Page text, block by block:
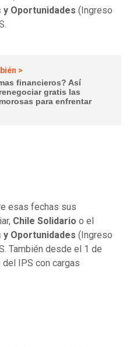
Oportunidades (Ingreso
>
financieros? Así
gratis las
para enfrentar
esas fechas sus
Chile Solidario o el
Oportunidades (Ingreso
También desde el 1 de
IPS con cargas